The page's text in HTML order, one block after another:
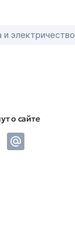
и электричество
о сайте